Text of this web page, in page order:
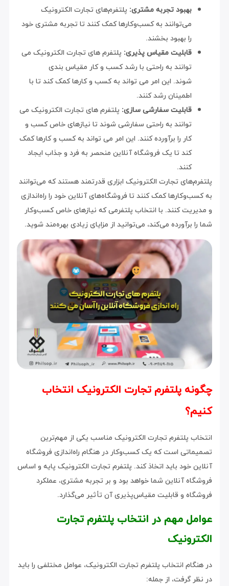
بهبود تجربه مشتری: پلتفرم‌های تجارت الکترونیک
می‌توانند به کسب‌وکارها کمک کنند تا تجربه مشتری خود
را بهبود بخشند.
قابلیت مقیاس پذیری: پلتفرم های تجارت الکترونیک می
توانند به راحتی با رشد کسب و کار مقیاس بندی
شوند. این امر می تواند به کسب و کارها کمک کند تا با
اطمینان رشد کنند.
قابلیت سفارشی سازی: پلتفرم های تجارت الکترونیک می
توانند به راحتی سفارشی شوند تا نیازهای خاص کسب و
کار را برآورده کنند. این امر می تواند به کسب و کارها کمک
کند تا یک فروشگاه آنلاین منحصر به فرد و جذاب ایجاد
کنند.
پلتفرم‌های تجارت الکترونیک ابزاری قدرتمند هستند که می‌توانند
به کسب‌وکارها کمک کنند تا فروشگاه‌های آنلاین خود را راه‌اندازی
و مدیریت کنند. با انتخاب پلتفرمی که نیازهای خاص کسب‌وکار
شما را برآورده می‌کند، می‌توانید از مزایای زیادی بهره‌مند شوید.
چگونه پلتفرم تجارت الکترونیک انتخاب
کنیم؟
انتخاب پلتفرم تجارت الکترونیک مناسب یکی از مهم‌ترین
تصمیماتی است که یک کسب‌وکار در هنگام راه‌اندازی فروشگاه
آنلاین خود باید اتخاذ کند. پلتفرم تجارت الکترونیک پایه و اساس
فروشگاه آنلاین شما خواهد بود و بر تجربه مشتری، عملکرد
فروشگاه و قابلیت مقیاس‌پذیری آن تأثیر می‌گذارد.
عوامل مهم در انتخاب پلتفرم تجارت
الکترونیک
در هنگام انتخاب پلتفرم تجارت الکترونیک، عوامل مختلفی را باید
در نظر گرفت، از جمله: